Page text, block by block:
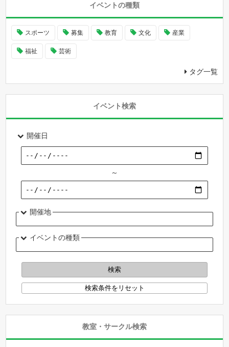
イベントの種類
スポーツ 募集 教育 文化 産業
福祉 芸術
タグ一覧
イベント検索
開催日
～
開催地
イベントの種類
教室・サークル検索